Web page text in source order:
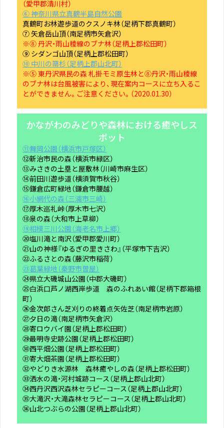
（愛甲郡清川村）
⑥ 神奈川県立真鶴半島自然公園
真鶴町お林遊歩道のクスノキ林（足柄下郡真鶴町）
⑦ 矢倉岳山頂（南足柄市矢倉沢）
※⑧ 丹沢・雨山稜線のブナ林（足柄上郡松田町）
⑨ シダンゴ山頂（足柄上郡松田町）
⑩ 中川の箒杉（足柄上郡山北町）
※⑤ 東丹沢県民の森 札掛モミ原生林と⑧丹沢・雨山稜線
のブナ林は台風被害により、現在案内コースに立ち入るこ
とができません。ご注意ください。（2020.01.30）
かながわのみどりや森林における癒やしス
ポット
⑪舞岡公園（横浜市戸塚区）
⑫新治市民の森（横浜市緑区）
⑬みさきの土塁と屋敷林（川崎市麻生区）
⑭前田川遊歩道（横須賀市秋谷）
⑮鎌倉広町緑地（鎌倉市腰越）
⑯小網代の森（三浦市三崎）
⑰厚木巡礼峠（厚木市七沢）
⑱泉の森（大和市上草柳）
⑲相模三川公園（海老名市上郷）
⑳塩川滝と南沢（愛甲郡愛川町）
㉑山の神様『ゆるぎの里きさわ』（平塚市下吉沢）
㉒ふるさとの森（藤沢市稲荷）
㉓葛葉緑地（秦野市曽屋）
㉔県立大磯城山公園（中郡大磯町）
㉕白浜口芦ノ湖西岸歩道 森のふれあい館（足柄下郡箱根
町）
㉖金次郎さん芝刈りの終着点矢佐芝（南足柄市岩原）
㉗夕日の滝（南足柄市矢倉沢）
㉘寄ロウバイ園（足柄上郡松田町）
㉙最明寺史跡公園（足柄上郡松田町）
㉚西平畑公園（足柄上郡松田町）
㉛寄大畑茶園（足柄上郡松田町）
㉜やどりき水源林 森林癒やしの森（足柄上郡松田町）
㉝洒水の滝・河村城跡コース（足柄上郡山北町）
㉞西丹沢西沢森林セラピーコース（足柄上郡山北町）
㉟大滝沢・大滝森林セラピーコース（足柄上郡山北町）
㊱山北つぶらの公園（足柄上郡山北町）